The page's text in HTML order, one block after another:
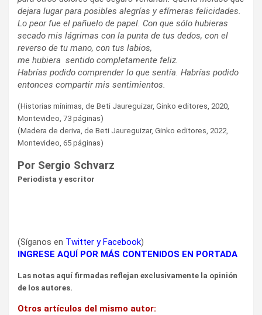
dejara lugar para posibles alegrías y efímeras felicidades.
Lo peor fue el pañuelo de papel. Con que sólo hubieras
secado mis lágrimas con la punta de tus dedos, con el
reverso de tu mano, con tus labios,
me hubiera sentido completamente feliz.
Habrías podido comprender lo que sentía. Habrías podido
entonces compartir mis sentimientos.
(Historias mínimas, de Beti Jaureguizar, Ginko editores, 2020,
Montevideo, 73 páginas)
(Madera de deriva, de Beti Jaureguizar, Ginko editores, 2022,
Montevideo, 65 páginas)
Por Sergio Schvarz
Periodista y escritor
(Síganos en Twitter yFacebook)
INGRESE AQUÍ POR MÁS CONTENIDOS EN PORTADA
Las notas aquí firmadas reflejan exclusivamente la opinión
de los autores.
Otros artículos del mismo autor: